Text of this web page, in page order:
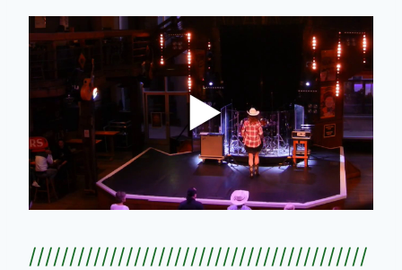
//////////////////////////////////////////